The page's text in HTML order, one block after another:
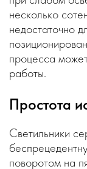
несколько
недостаточно
процесса
работы.
Простота
Светильники
поворотом на